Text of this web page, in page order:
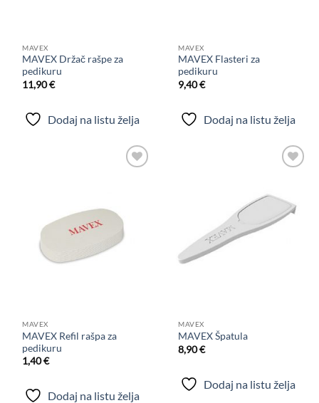
MAVEX
MAVEX Držač rašpe za
pedikuru
11,90€
Dodaj na listu želja
MAVEX
MAVEX Flasteri za
pedikuru
9,40€
Dodaj na listu želja
MAVEX
MAVEX Refil rašpa za
pedikuru
1,40€
Dodaj na listu želja
listu
želja
MAVEX
MAVEX Špatula
8,90€
Dodaj na listu želja